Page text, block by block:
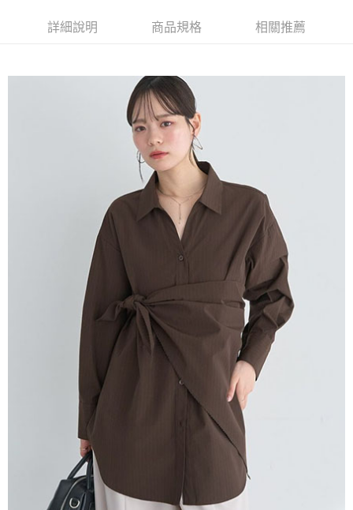
流程，驗證手機門號後，選擇欲分期的期數、繳款截止日，確認付款後即完
消。如遇「轉專審核」未通過狀況，表示未達大哥付你分期系統評分，恕無
1.分期款項不併入電信帳單，「大哥付你分期」於每月結算日後寄送繳費提
2.透過簡訊連結打開帳單後，可選擇「超商條碼／台灣大直營門市／銀行轉
帳／街口支付／iPASS MONEY」等通路繳費。
1.本服務係由「台灣大哥大股份有限公司」（以下簡稱本公司）所提供，讓
用戶於交易時，得透過本服務購買商品或服務，並由商店將買賣／分期付款
買賣價金債權讓與本公司後，依約使用本公司帳單繳交帳款。
2.基於同意付款使用「大哥付你分期」之契約關係目的，商店將以您的個人
資料（包含姓名、電話或地址）提供予台灣大哥大進項蒐集、處理及利用，
由本公司與您本人進行分期帳單所需資料之確認、核對及更正。
3.完整用戶服務條款，請詳閱以下連結：
https://oppay.tw/userRule
【關於「AFTEE先享後付」】
１．簡單：不需註冊會員、不需綁卡、不需儲值。
２．便利：只要手機號碼，簡訊認證，即可結帳。
３．安心：先確認商品／服務後，再付款。
【「AFTEE先享後付」結帳流程】
１．於結帳方式選擇「AFTEE先享後付」後，將跳轉至「AFTEE先享後付」
結帳頁面，進行簡訊認證並確認金額後，即可完成結帳。
２．訂單成立數日內，您將收到繳費通知簡訊。
３．收到繳費通知簡訊後14天內，點擊此簡訊中的連結，可透過四大超商／
ATM／網路銀行／等多元方式進行付款，方視為交易完成。
※ 請注意：結帳手續完成當下不需立刻繳費，但若您需要取消訂單，請聯絡
購買商品的店家。未經商家同意取消之訂單仍視為有效，需透過AFTEE先享
後付繳納相關費用。
※ 交易是否成功請以「AFTEE先享後付 」之結帳頁面顯示為準，若有關於
是否繳費成功／繳費後需取消欲退款等相關疑問，請聯繫「AFTEE先享後付
https://netprotections.freshdesk.com/support/home
１．透過由恩沛科技股份有限公司提供之「AFTEE先享後付」服務完成之交
易，需依本服務之必要範圍內提供個人資料，並將交易相關給付款項請求債
權轉讓予恩沛科技股份有限公司。
２．關於個人資料處理事宜，請瀏覽以下網址：
https://aftee.tw/terms/#terms3
３．未成年的使用者請事先徵得法定代理人或監護人之同意方可使用
「AFTEE先享後付」，若未經同意申辦者引起之損失，本公司不負相關責
４．使用「AFTEE先享後付」時，將依據個別帳號之用戶狀況，依本公司即
時審查核予不同之上限額度；若仍有額度不足之情形，本公司將視審查結果
請求用戶進行身份認證。
５．嚴禁一人註冊多個帳號或使用他人資訊註冊。若發現惡意使用之情形，
恩沛科技股份有限公司將有權停止該用戶之使用額度並採取法律行動。
每筆NT$60，滿NT$1,500(含以上)免運費
每筆NT$60，滿NT$1,500(含以上)免運費
每筆NT$60，滿NT$1,500(含以上)免運費
每筆NT$60，滿NT$1,500(含以上)免運費
每筆NT$60，滿NT$1,500(含以上)免運費
每筆NT$60，滿NT$1,500(含以上)免運費
詳細說明 商品規格 相關推薦